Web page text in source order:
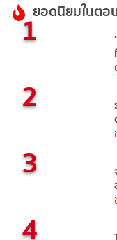
ยอดนิยมในตอ
1
2
3
4